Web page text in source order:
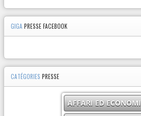
GIGAPRESSE FACEBOOK
CATÉGORIES PRESSE
AFFARI ED